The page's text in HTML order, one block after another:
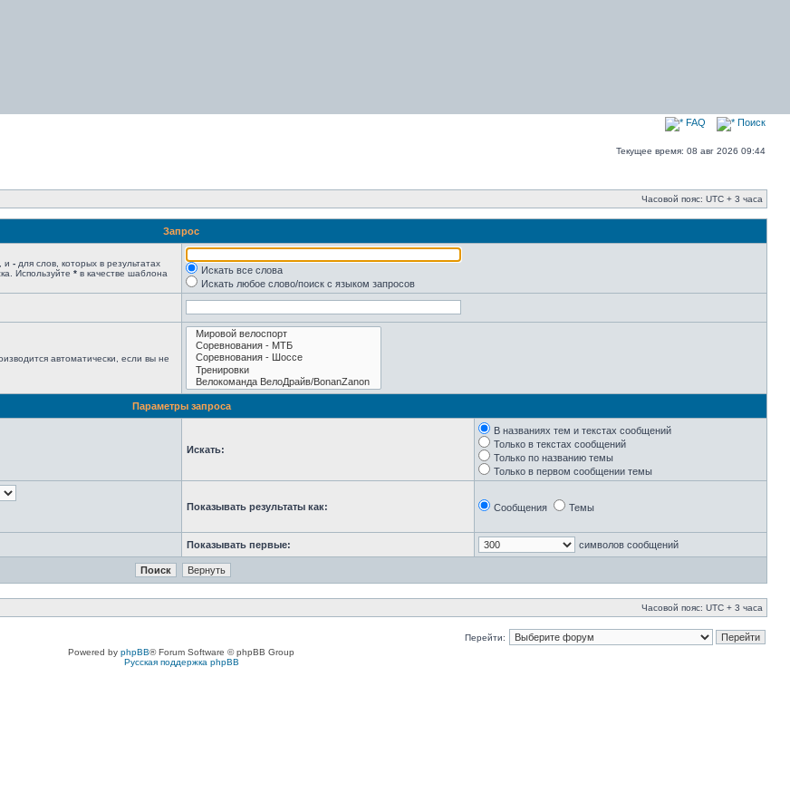
FAQ Поиск
Текущее время: 08 авг 2026 09:44
Часовой пояс: UTC + 3 часа
Запрос
и - для слов, которых в результатах
Используйте * в качестве шаблона
Искать все слова
Искать любое слово/поиск с языком запросов
автоматически, если вы не
Параметры запроса
Искать:
В названиях тем и текстах сообщений
Только в текстах сообщений
Только по названию темы
Только в первом сообщении темы
Показывать результаты как: Сообщения Темы
Показывать первые: символов сообщений
Часовой пояс: UTC + 3 часа
Перейти:
Powered by phpBB® Forum Software © phpBB Group
Русская поддержка phpBB